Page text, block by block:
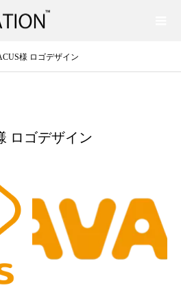
様 ロゴデザイン
ロゴデザイン